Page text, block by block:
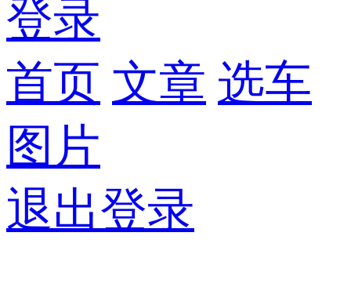
登录
首页 文章 选车
图片
退出登录